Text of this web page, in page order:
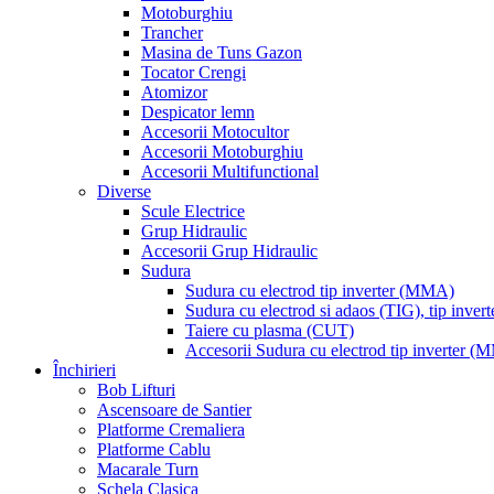
Motoburghiu
Trancher
Masina de Tuns Gazon
Tocator Crengi
Atomizor
Despicator lemn
Accesorii Motocultor
Accesorii Motoburghiu
Accesorii Multifunctional
Diverse
Scule Electrice
Grup Hidraulic
Accesorii Grup Hidraulic
Sudura
Sudura cu electrod tip inverter (MMA)
Sudura cu electrod si adaos (TIG), tip
Taiere cu plasma (CUT)
Accesorii Sudura cu electrod tip inverter
Închirieri
Bob Lifturi
Ascensoare de Santier
Platforme Cremaliera
Platforme Cablu
Macarale Turn
Schela Clasica